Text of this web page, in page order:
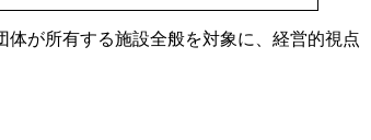
が所有する施設全般を対象に、経営的視点